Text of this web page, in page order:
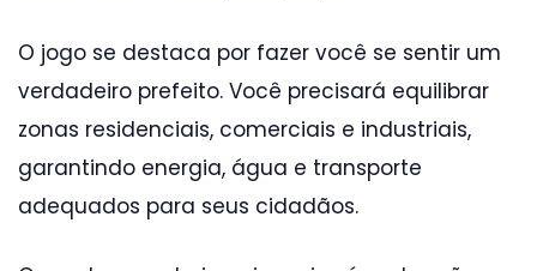
O jogo se destaca por fazer você se sentir um
verdadeiro prefeito. Você precisará equilibrar
zonas residenciais, comerciais e industriais,
garantindo energia, água e transporte
adequados para seus cidadãos.